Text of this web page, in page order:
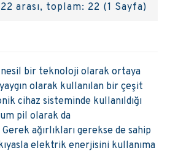
arası, toplam: 22 (1 Sayfa)
bir teknoloji olarak ortaya
olarak kullanılan bir çeşit
cihaz sisteminde kullanıldığı
pil olarak da
ağırlıkları gerekse de sahip
elektrik enerjisini kullanıma